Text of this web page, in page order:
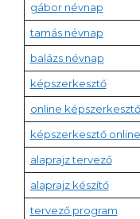
gábor névnap
tamás névnap
balázs névnap
képszerkesztő
online képszerkesztő
képszerkesztő online
alaprajz tervező
alaprajz készítő
tervező program